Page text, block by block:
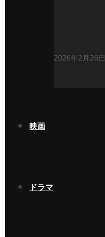
2026年2月26日
映画
ドラマ